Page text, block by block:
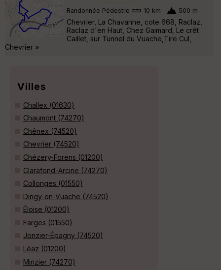
Randonnée Pédestre 10 km 500 m
Chevrier, La Chavanne, cote 668, Raclaz,
Raclaz d'en Haut, Chez Gaimard, Le crêt
Caillet, sur Tunnel du Vuache,Tire Cul,
Chevrier »
Villes
Challex (01630)
Chaumont (74270)
Chênex (74520)
Chevrier (74520)
Chézery-Forens (01200)
Clarafond-Arcine (74270)
Collonges (01550)
Dingy-en-Vuache (74520)
Éloise (01200)
Farges (01550)
Jonzier-Épagny (74520)
Léaz (01200)
Minzier (74270)